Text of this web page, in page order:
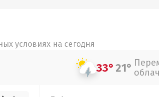
условиях на сегодня
33°21°